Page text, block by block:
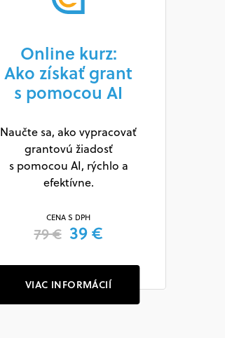
Online kurz:
Ako získať grant
s pomocou AI
Naučte sa, ako vypracovať
grantovú žiadosť
s pomocou AI, rýchlo a
efektívne.
CENA S DPH
79 € 39 €
VIAC INFORMÁCIÍ